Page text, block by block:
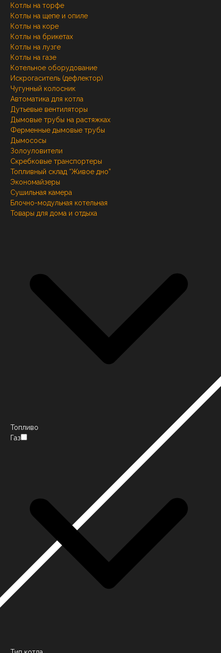
Котлы на торфе
Котлы на щепе и опиле
Котлы на коре
Котлы на брикетах
Котлы на лузге
Котлы на газе
Котельное оборудование
Искрогаситель (дефлектор)
Чугунный колосник
Автоматика для котла
Дутьевые вентиляторы
Дымовые трубы на растяжках
Ферменные дымовые трубы
Дымососы
Золоуловители
Скребковые транспортеры
Топливный склад “Живое дно”
Экономайзеры
Сушильная камера
Блочно-модульная котельная
Товары для дома и отдыха
Топливо
Газ